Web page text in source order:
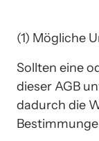
(1) Mögliche
Sollten eine
dieser AGB
dadurch die